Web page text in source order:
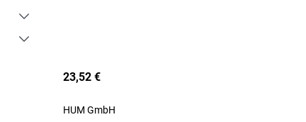
23,52 €
HUM GmbH